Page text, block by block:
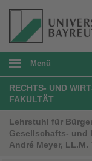
Menü
RECHTS- UND
FAKULTÄT
Lehrstuhl für
Gesellschafts- und
André Meyer, LL.M.